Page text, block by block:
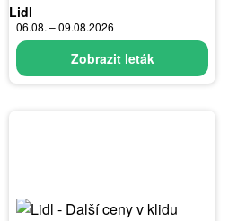
Lidl
06.08. – 09.08.2026
Zobrazit leták